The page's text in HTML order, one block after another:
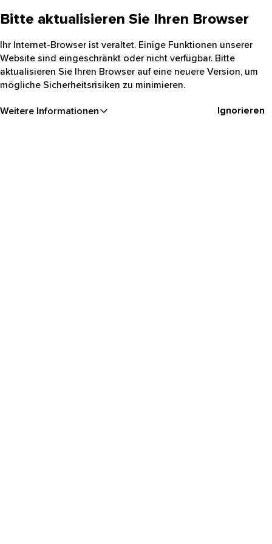
Bitte aktualisieren Sie Ihren Browser
Ihr Internet-Browser ist veraltet. Einige Funktionen unserer
Website sind eingeschränkt oder nicht verfügbar. Bitte
aktualisieren Sie Ihren Browser auf eine neuere Version, um
mögliche Sicherheitsrisiken zu minimieren.
Weitere Informationen Ignorieren